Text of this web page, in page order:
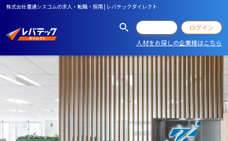
株式会社豊通シスコムの求人・転職・採用 | レバテックダイレクト
ログイン
人材をお探しの企業様はこちら